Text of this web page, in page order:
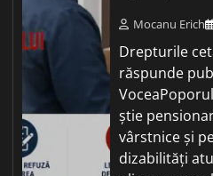
Mocanu Erich
Drepturile
răspunde
știe
vârstnice și
dizabilități